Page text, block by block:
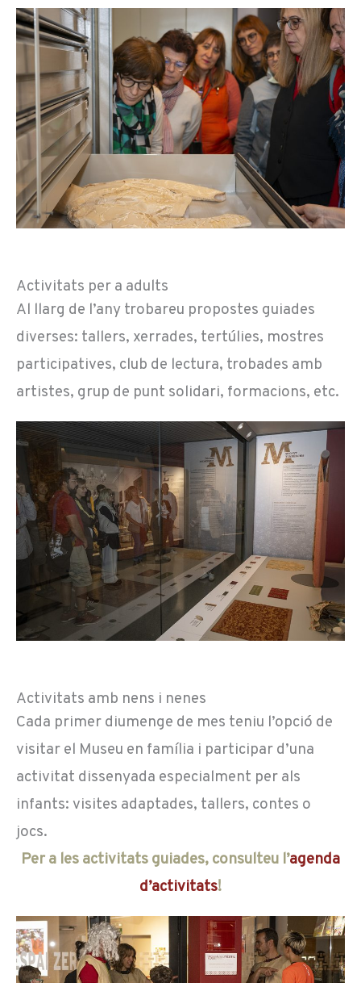
Activitats per a adults
Al llarg de l’any trobareu propostes guiades
diverses: tallers, xerrades, tertúlies, mostres
participatives, club de lectura, trobades amb
artistes, grup de punt solidari, formacions, etc.
Activitats amb nens i nenes
Cada primer diumenge de mes teniu l’opció de
visitar el Museu en família i participar d’una
activitat dissenyada especialment per als
infants: visites adaptades, tallers, contes o
jocs.
Per a les activitats guiades, consulteu l’agenda
d’activitats!